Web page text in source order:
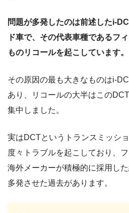
問題が多発したのは前述したi-
ド車で、その代表車種であるフ
ものリコールを起こしています。
その原因の最も大きなものはi-
あり、リコールの大半はこの
集中しました。
実はDCTというトランスミッシ
度々トラブルを起こしており、
海外メーカーが積極的に採用し
多発させた過去があります。